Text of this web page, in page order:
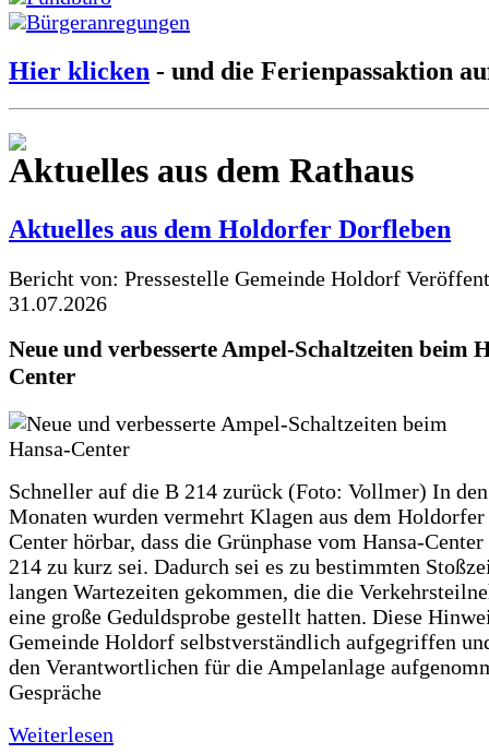
Bürgeranregungen
Hier klicken - und die Ferienpassaktion
Aktuelles aus dem Rathaus
Aktuelles aus dem Holdorfer Dorfleben
Bericht von: Pressestelle Gemeinde Holdorf
31.07.2026
Neue und verbesserte Ampel-Schaltzeiten beim
Center
Schneller auf die B 214 zurück (Foto: Vollmer) In
Monaten wurden vermehrt Klagen aus dem Holdorfer
Center hörbar, dass die Grünphase vom Hansa-
214 zu kurz sei. Dadurch sei es zu bestimmten
langen Wartezeiten gekommen, die die
eine große Geduldsprobe gestellt hatten. Diese
Gemeinde Holdorf selbstverständlich aufgegriffen
den Verantwortlichen für die Ampelanlage
Gespräche
Weiterlesen